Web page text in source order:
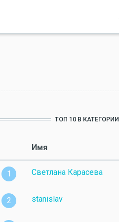
ТОП 10 В КАТЕГОРИИ
Имя
1 Светлана Карасева
2 stanislav